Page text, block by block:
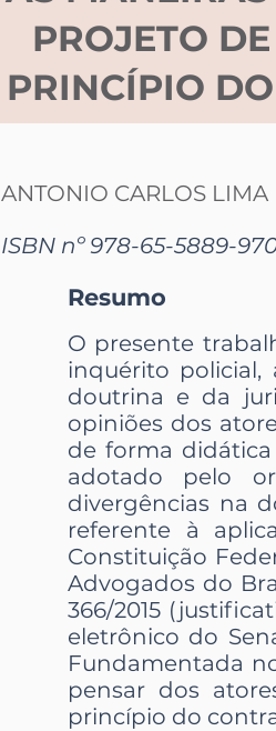
PROJETO
PRINCÍPIO
ANTONIO CARLOS LIMA
ISBN nº 978-65-5889-
Resumo
O presente
inquérito policial,
doutrina e da
opiniões dos
de forma didática
adotado pelo
divergências na
referente à
Constituição
Advogados do
366/2015
eletrônico do
Fundamentada
pensar dos
princípio do